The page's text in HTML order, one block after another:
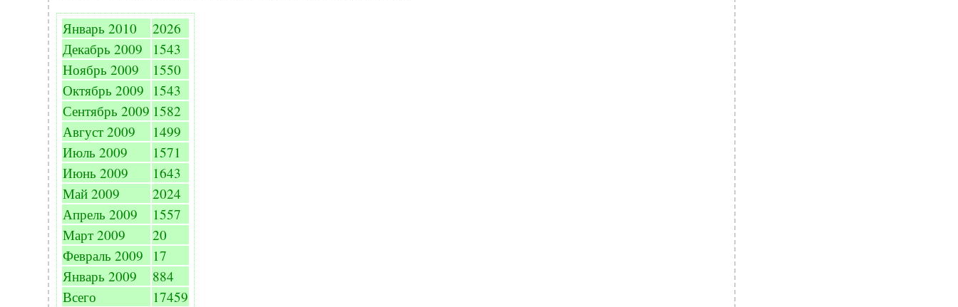
Январь 2010
2026
Декабрь 2009
1543
Ноябрь 2009
1550
Октябрь 2009 1543
Сентябрь 2009 1582
Август 2009
1499
Июль 2009
1571
Июнь 2009
1643
Май 2009
2024
Апрель 2009
1557
Март 2009
20
Февраль 2009
17
Январь 2009
884
Всего
17459